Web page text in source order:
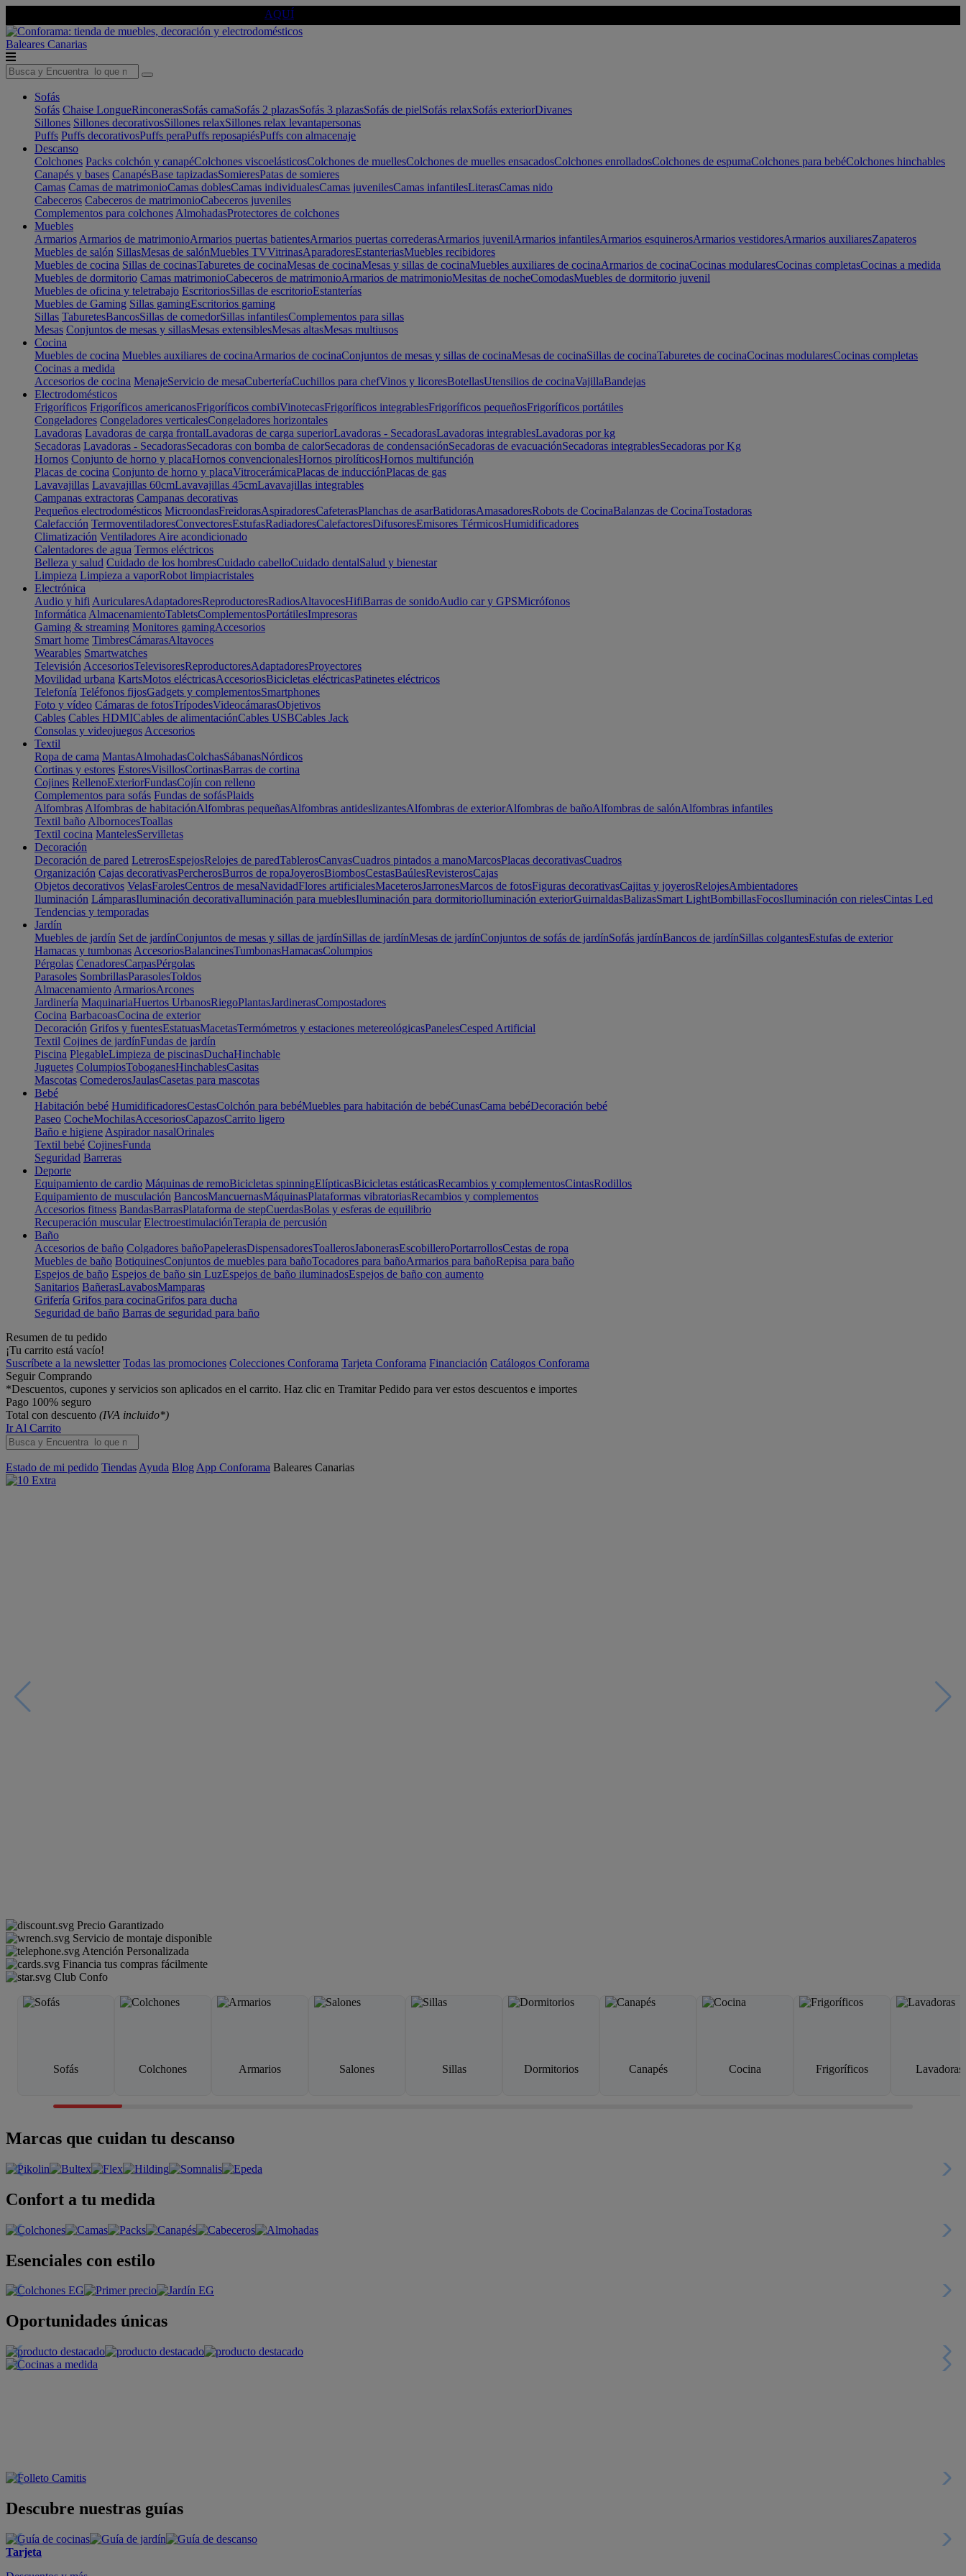
AQUÍ
Baleares Canarias
Sofás
Sofás Chaise LongueRinconerasSofás camaSofás 2 plazasSofás 3 plazasSofás de pielSofás relaxSofás exteriorDivanes
Sillones Sillones decorativosSillones relaxSillones relax levantapersonas
Puffs Puffs decorativosPuffs peraPuffs reposapiésPuffs con almacenaje
Descanso
Colchones Packs colchón y canapéColchones viscoelásticosColchones de muellesColchones de muelles ensacadosColchones enrolladosColchones de espumaColchones para bebéColchones hinchables
Canapés y bases CanapésBase tapizadasSomieresPatas de somieres
Camas Camas de matrimonioCamas doblesCamas individualesCamas juvenilesCamas infantilesLiterasCamas nido
Cabeceros Cabeceros de matrimonioCabeceros juveniles
Complementos para colchones AlmohadasProtectores de colchones
Muebles
Armarios Armarios de matrimonioArmarios puertas batientesArmarios puertas correderasArmarios juvenilArmarios infantilesArmarios esquinerosArmarios vestidoresArmarios auxiliaresZapateros
Muebles de salón SillasMesas de salónMuebles TVVitrinasAparadoresEstanteriasMuebles recibidores
Muebles de cocina Sillas de cocinasTaburetes de cocinaMesas de cocinaMesas y sillas de cocinaMuebles auxiliares de cocinaArmarios de cocinaCocinas modularesCocinas completasCocinas a medida
Muebles de dormitorio Camas matrimonioCabeceros de matrimonioArmarios de matrimonioMesitas de nocheComodasMuebles de dormitorio juvenil
Muebles de oficina y teletrabajo EscritoriosSillas de escritorioEstanterías
Muebles de Gaming Sillas gamingEscritorios gaming
Sillas TaburetesBancosSillas de comedorSillas infantilesComplementos para sillas
Mesas Conjuntos de mesas y sillasMesas extensiblesMesas altasMesas multiusos
Cocina
Muebles de cocina Muebles auxiliares de cocinaArmarios de cocinaConjuntos de mesas y sillas de cocinaMesas de cocinaSillas de cocinaTaburetes de cocinaCocinas modularesCocinas completas
Cocinas a medida
Accesorios de cocina MenajeServicio de mesaCuberteríaCuchillos para chefVinos y licoresBotellasUtensilios de cocinaVajillaBandejas
Electrodomésticos
Frigoríficos Frigoríficos americanosFrigoríficos combiVinotecasFrigoríficos integrablesFrigoríficos pequeñosFrigoríficos portátiles
Congeladores Congeladores verticalesCongeladores horizontales
Lavadoras Lavadoras de carga frontalLavadoras de carga superiorLavadoras - SecadorasLavadoras integrablesLavadoras por kg
Secadoras Lavadoras - SecadorasSecadoras con bomba de calorSecadoras de condensaciónSecadoras de evacuaciónSecadoras integrablesSecadoras por Kg
Hornos Conjunto de horno y placaHornos convencionalesHornos pirolíticosHornos multifunción
Placas de cocina Conjunto de horno y placaVitrocerámicaPlacas de inducciónPlacas de gas
Lavavajillas Lavavajillas 60cmLavavajillas 45cmLavavajillas integrables
Campanas extractoras Campanas decorativas
Pequeños electrodomésticos MicroondasFreidorasAspiradoresCafeterasPlanchas de asarBatidorasAmasadoresRobots de CocinaBalanzas de CocinaTostadoras
Calefacción TermoventiladoresConvectoresEstufasRadiadoresCalefactoresDifusoresEmisores TérmicosHumidificadores
Climatización Ventiladores Aire acondicionado
Calentadores de agua Termos eléctricos
Belleza y salud Cuidado de los hombresCuidado cabelloCuidado dentalSalud y bienestar
Limpieza Limpieza a vaporRobot limpiacristales
Electrónica
Audio y hifi AuricularesAdaptadoresReproductoresRadiosAltavocesHifiBarras de sonidoAudio car y GPSMicrófonos
Informática AlmacenamientoTabletsComplementosPortátilesImpresoras
Gaming & streaming Monitores gamingAccesorios
Smart home TimbresCámarasAltavoces
Wearables Smartwatches
Televisión AccesoriosTelevisoresReproductoresAdaptadoresProyectores
Movilidad urbana KartsMotos eléctricasAccesoriosBicicletas eléctricasPatinetes eléctricos
Telefonía Teléfonos fijosGadgets y complementosSmartphones
Foto y vídeo Cámaras de fotosTrípodesVideocámarasObjetivos
Cables Cables HDMICables de alimentaciónCables USBCables Jack
Consolas y videojuegos Accesorios
Textil
Ropa de cama MantasAlmohadasColchasSábanasNórdicos
Cortinas y estores EstoresVisillosCortinasBarras de cortina
Cojines RellenoExteriorFundasCojín con relleno
Complementos para sofás Fundas de sofásPlaids
Alfombras Alfombras de habitaciónAlfombras pequeñasAlfombras antideslizantesAlfombras de exteriorAlfombras de bañoAlfombras de salónAlfombras infantiles
Textil baño AlbornocesToallas
Textil cocina MantelesServilletas
Decoración
Decoración de pared LetrerosEspejosRelojes de paredTablerosCanvasCuadros pintados a manoMarcosPlacas decorativasCuadros
Organización Cajas decorativasPercherosBurros de ropaJoyerosBiombosCestasBaúlesRevisterosCajas
Objetos decorativos VelasFarolesCentros de mesaNavidadFlores artificialesMaceterosJarronesMarcos de fotosFiguras decorativasCajitas y joyerosRelojesAmbientadores
Iluminación LámparasIluminación decorativaIluminación para mueblesIluminación para dormitorioIluminación exteriorGuirnaldasBalizasSmart LightBombillasFocosIluminación con rielesCintas Led
Tendencias y temporadas
Jardín
Muebles de jardín Set de jardínConjuntos de mesas y sillas de jardínSillas de jardínMesas de jardínConjuntos de sofás de jardínSofás jardínBancos de jardínSillas colgantesEstufas de exterior
Hamacas y tumbonas AccesoriosBalancinesTumbonasHamacasColumpios
Pérgolas CenadoresCarpasPérgolas
Parasoles SombrillasParasolesToldos
Almacenamiento ArmariosArcones
Jardinería MaquinariaHuertos UrbanosRiegoPlantasJardinerasCompostadores
Cocina BarbacoasCocina de exterior
Decoración Grifos y fuentesEstatuasMacetasTermómetros y estaciones metereológicasPanelesCesped Artificial
Textil Cojines de jardínFundas de jardín
Piscina PlegableLimpieza de piscinasDuchaHinchable
Juguetes ColumpiosToboganesHinchablesCasitas
Mascotas ComederosJaulasCasetas para mascotas
Bebé
Habitación bebé HumidificadoresCestasColchón para bebéMuebles para habitación de bebéCunasCama bebéDecoración bebé
Paseo CocheMochilasAccesoriosCapazosCarrito ligero
Baño e higiene Aspirador nasalOrinales
Textil bebé CojinesFunda
Seguridad Barreras
Deporte
Equipamiento de cardio Máquinas de remoBicicletas spinningElípticasBicicletas estáticasRecambios y complementosCintasRodillos
Equipamiento de musculación BancosMancuernasMáquinasPlataformas vibratoriasRecambios y complementos
Accesorios fitness BandasBarrasPlataforma de stepCuerdasBolas y esferas de equilibrio
Recuperación muscular ElectroestimulaciónTerapia de percusión
Baño
Accesorios de baño Colgadores bañoPapelerasDispensadoresToallerosJabonerasEscobilleroPortarrollosCestas de ropa
Muebles de baño BotiquinesConjuntos de muebles para bañoTocadores para bañoArmarios para bañoRepisa para baño
Espejos de baño Espejos de baño sin LuzEspejos de baño iluminadosEspejos de baño con aumento
Sanitarios BañerasLavabosMamparas
Grifería Grifos para cocinaGrifos para ducha
Seguridad de baño Barras de seguridad para baño
Resumen de tu pedido
¡Tu carrito está vacío!
Suscríbete a la newsletter Todas las promociones Colecciones Conforama Tarjeta Conforama Financiación Catálogos Conforama
Seguir Comprando
*Descuentos, cupones y servicios son aplicados en el carrito. Haz clic en Tramitar Pedido para ver estos descuentos e importes
Pago 100% seguro
Total con descuento (IVA incluido*)
Ir Al Carrito
Estado de mi pedido Tiendas Ayuda Blog App Conforama Baleares Canarias
Precio Garantizado
Servicio de montaje disponible
Atención Personalizada
Financia tus compras fácilmente
Club Confo
Sofás Colchones Armarios Salones Sillas Dormitorios Canapés Cocina Frigoríficos Lavadoras
Marcas que cuidan tu descanso
Confort a tu medida
Esenciales con estilo
Oportunidades únicas
Descubre nuestras guías
Tarjeta